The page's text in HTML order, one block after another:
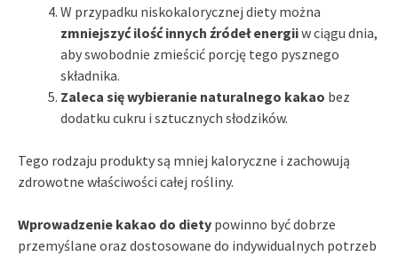
W przypadku niskokalorycznej diety można
zmniejszyć ilość innych źródeł energiiw ciągu dnia,
aby swobodnie zmieścić porcję tego pysznego
składnika.
Zaleca się wybieranie naturalnego kakao bez
dodatku cukru i sztucznych słodzików.
Tego rodzaju produkty są mniej kaloryczne i zachowują
zdrowotne właściwości całej rośliny.
Wprowadzenie kakao do diety powinno być dobrze
przemyślane oraz dostosowane do indywidualnych potrzeb